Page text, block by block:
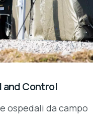
and Control
ospedali da campo